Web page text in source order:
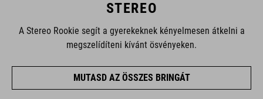
STEREO
A Stereo Rookie segít a gyerekeknek kényelmesen átkelni a
megszelídíteni kívánt ösvényeken.
MUTASD AZ ÖSSZES BRINGÁT